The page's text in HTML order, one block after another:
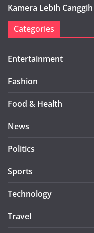
Kamera Lebih Canggih
Categories
Entertainment
Fashion
Food & Health
News
Politics
Sports
Technology
Travel